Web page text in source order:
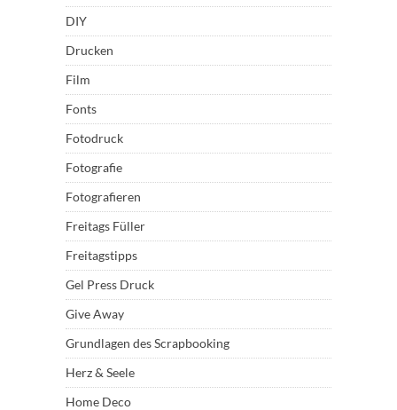
DIY
Drucken
Film
Fonts
Fotodruck
Fotografie
Fotografieren
Freitags Füller
Freitagstipps
Gel Press Druck
Give Away
Grundlagen des Scrapbooking
Herz & Seele
Home Deco